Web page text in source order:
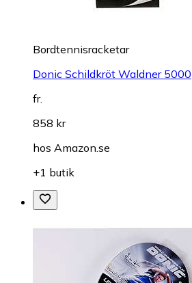
Bordtennisracketar
Donic Schildkröt Waldner 5000
fr.
858 kr
hos Amazon.se
+1 butik